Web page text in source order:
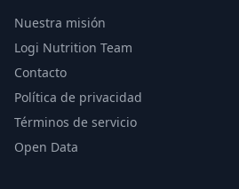
Nuestra misión
Logi Nutrition Team
Contacto
Política de privacidad
Términos de servicio
Open Data